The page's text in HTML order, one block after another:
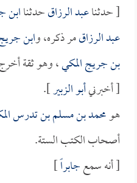
[ حدثناعبد الرزاقحدثناابن
عبد الرزاقمر ذكره، وابن
بن جريج المكي، وهو ثقة
[ أخبرنيأبو الزبير].
هومحمد بن مسلم بن تدرس
أصحاب الكتب الستة.
[ أنه سمعجابراً]